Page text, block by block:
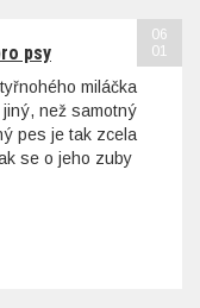
psy
miláčka
než samotný
pes je tak zcela
se o jeho zuby
06
01